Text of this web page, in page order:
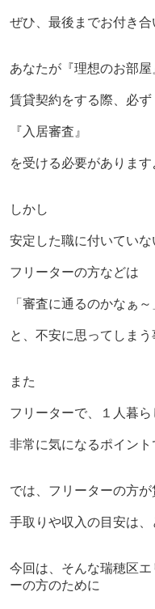
ぜひ、最後までお付き
あなたが『理想のお部屋
賃貸契約をする際、必ず
『入居審査』
を受ける必要があります
しかし
安定した職に付いていな
フリーターの方などは
「審査に通るのかなぁ～
と、不安に思ってしま
また
フリーターで、１人暮
非常に気になるポイント
では、フリーターの方
手取りや収入の目安は
今回は、そんな瑞穂区
ーの方のために